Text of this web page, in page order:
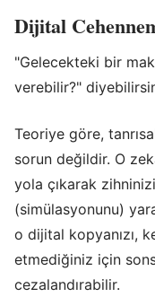
Dijital
"Gelecekteki bir
verebilir?"
Teoriye göre,
sorun değildir. O
yola çıkarak
(simülasyonunu)
o dijital kopyanızı,
etmediğiniz için
cezalandırabilir.